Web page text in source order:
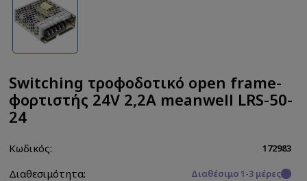
Switching τροφοδοτικό open frame-
φορτιστής 24V 2,2A meanwell LRS-50-
24
Κωδικός: 172983
Διαθεσιμότητα: Διαθέσιμο 1-3 μέρες